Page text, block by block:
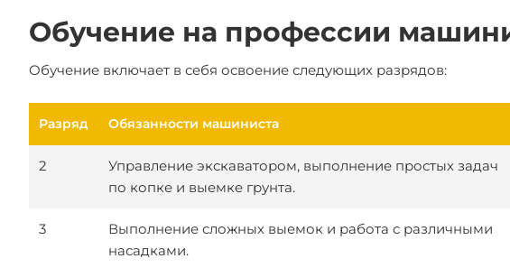
Обучение на профессии
Обучение включает в себя освоение следующих разрядов:
Разряд Обязанности машиниста
2
Управление экскаватором, выполнение простых задач
по копке и выемке грунта.
3
Выполнение сложных выемок и работа с различными
насадками.